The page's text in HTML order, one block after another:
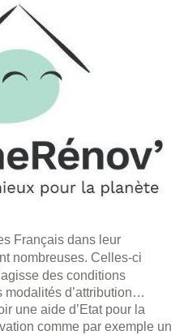
Français dans leur
nombreuses. Celles-ci
des conditions
modalités d’attribution…
une aide d’Etat pour la
comme par exemple un